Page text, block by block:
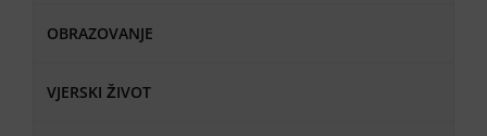
OBRAZOVANJE
VJERSKI ŽIVOT